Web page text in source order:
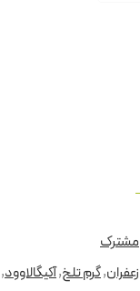
مشترک
زعفران,گرم تلخ,آکیگالاوود,